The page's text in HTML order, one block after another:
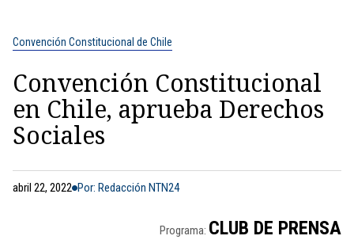
Convención Constitucional de Chile
Convención Constitucional
en Chile, aprueba Derechos
Sociales
abril 22, 2022 Por: Redacción NTN24
Programa: CLUB DE PRENSA